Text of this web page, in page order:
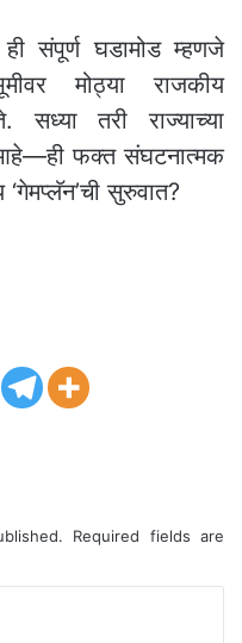
संपूर्ण घडामोड म्हणजे
मोठ्या राजकीय
तरी राज्याच्या
फक्त संघटनात्मक
सुरुवात?
Required fields are